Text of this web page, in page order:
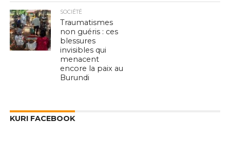
SOCIÉTÉ
Traumatismes
non guéris : ces
blessures
invisibles qui
menacent
encore la paix au
Burundi
KURI FACEBOOK